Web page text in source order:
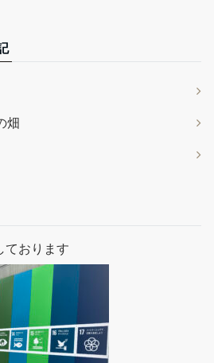
畑
ております